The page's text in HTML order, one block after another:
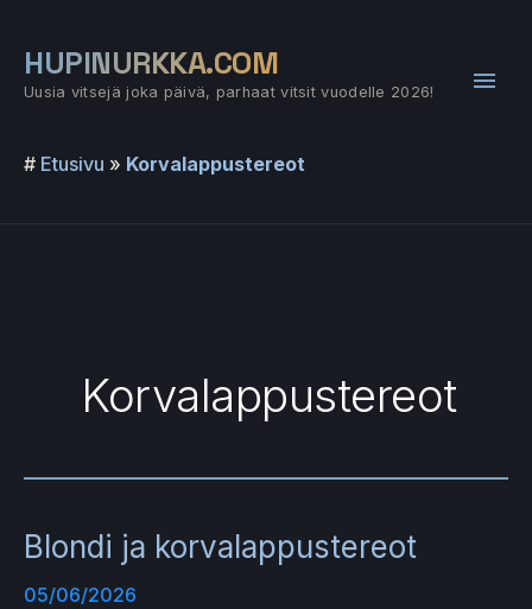
sisältöön
HUPINURKKA.COM
Uusia vitsejä joka päivä, parhaat vitsit vuodelle 2026!
# Etusivu » Korvalappustereot
Korvalappustereot
Blondi ja korvalappustereot
05/06/2026